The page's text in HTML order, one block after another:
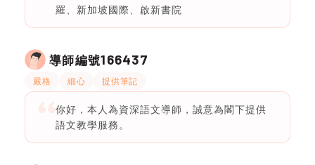
羅、新加坡國際、啟新書院
導師編號166437
嚴格 細心 提供筆記
你好，本人為資深語文導師，誠意為閣下提供
語文教學服務。